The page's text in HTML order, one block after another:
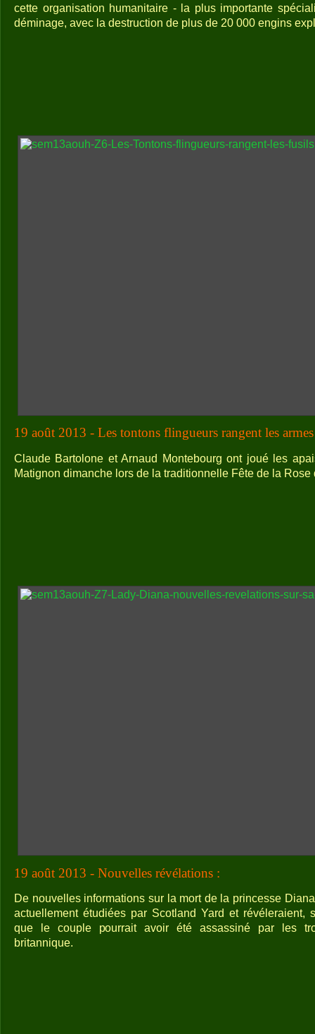
cette organisation humanitaire - la plus importante
déminage, avec la destruction de plus de 20 000 engins
19 août 2013 - Les tontons flingueurs rangent les
Claude Bartolone et Arnaud Montebourg ont joué les
Matignon dimanche lors de la traditionnelle Fête de la Rose
19 août 2013 - Nouvelles révélations :
De nouvelles informations sur la mort de la princesse
actuellement étudiées par Scotland Yard et révéleraient,
que le couple pourrait avoir été assassiné par les
britannique.